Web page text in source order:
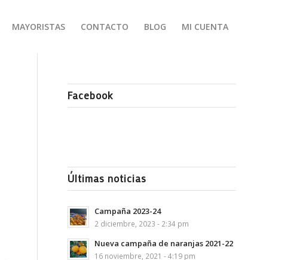
MAYORISTAS CONTACTO BLOG MI CUENTA
Facebook
Últimas noticias
Campaña 2023-24
2 diciembre, 2023 - 2:34 pm
Nueva campaña de naranjas 2021-22
16 noviembre, 2021 - 4:19 pm